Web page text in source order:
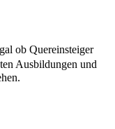
ob Quereinsteiger
Ausbildungen und